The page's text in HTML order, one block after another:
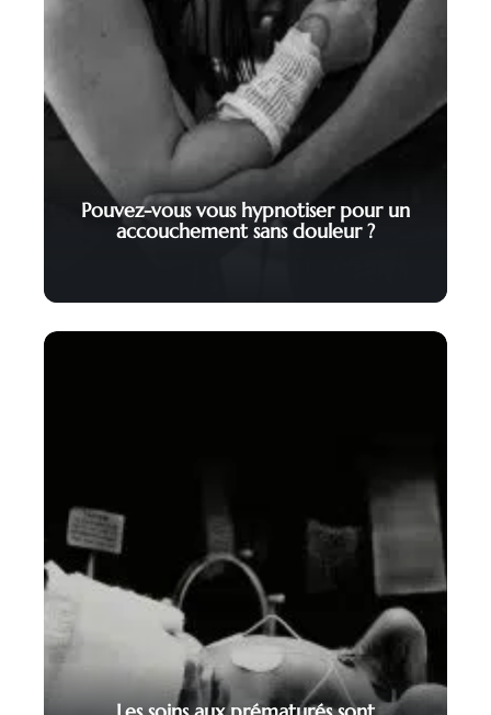
Pouvez-vous vous hypnotiser pour un
accouchement sans douleur ?